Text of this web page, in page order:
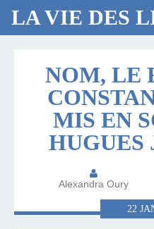
LA VIE DES
NOM, LE
MIS EN
HUGUES
Alexandra Oury
22